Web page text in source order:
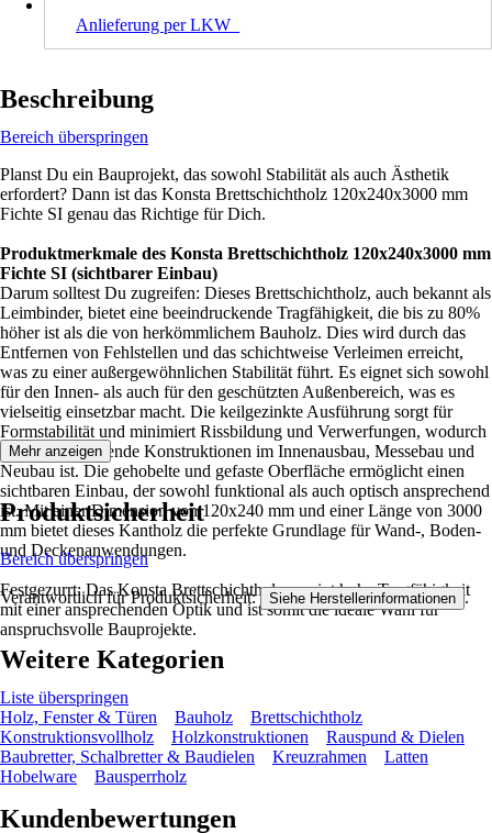
Anlieferung per LKW_
Beschreibung
Bereich überspringen
Planst Du ein Bauprojekt, das sowohl Stabilität als auch Ästhetik
erfordert? Dann ist das Konsta Brettschichtholz 120x240x3000 mm
Fichte SI genau das Richtige für Dich.
Produktmerkmale des Konsta Brettschichtholz 120x240x3000 mm
Fichte SI (sichtbarer Einbau)
Darum solltest Du zugreifen: Dieses Brettschichtholz, auch bekannt als
Leimbinder, bietet eine beeindruckende Tragfähigkeit, die bis zu 80%
höher ist als die von herkömmlichem Bauholz. Dies wird durch das
Entfernen von Fehlstellen und das schichtweise Verleimen erreicht,
was zu einer außergewöhnlichen Stabilität führt. Es eignet sich sowohl
für den Innen- als auch für den geschützten Außenbereich, was es
vielseitig einsetzbar macht. Die keilgezinkte Ausführung sorgt für
Formstabilität und minimiert Rissbildung und Verwerfungen, wodurch
es ideal für tragende Konstruktionen im Innenausbau, Messebau und
Neubau ist. Die gehobelte und gefaste Oberfläche ermöglicht einen
sichtbaren Einbau, der sowohl funktional als auch optisch ansprechend
ist. Mit einer Dimension von 120x240 mm und einer Länge von 3000
mm bietet dieses Kantholz die perfekte Grundlage für Wand-, Boden-
und Deckenanwendungen.
Festgezurrt: Das Konsta Brettschichtholz vereint hohe Tragfähigkeit
mit einer ansprechenden Optik und ist somit die ideale Wahl für
anspruchsvolle Bauprojekte.
Mehr anzeigen
Produktsicherheit
Bereich überspringen
Verantwortlich für Produktsicherheit: Siehe Herstellerinformationen .
Weitere Kategorien
Liste überspringen
Holz, Fenster & Türen
Bauholz
Brettschichtholz
Konstruktionsvollholz
Holzkonstruktionen
Rauspund & Dielen
Baubretter, Schalbretter & Baudielen
Kreuzrahmen
Latten
Hobelware
Bausperrholz
Kundenbewertungen